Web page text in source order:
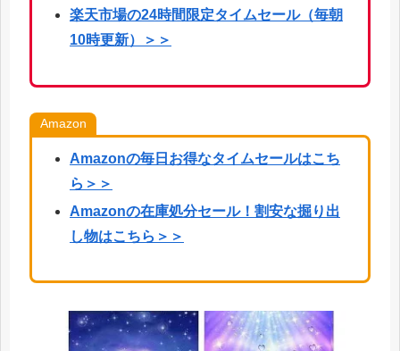
楽天市場の24時間限定タイムセール（毎朝
10時更新）＞＞
Amazon
Amazonの毎日お得なタイムセールはこち
ら＞＞
Amazonの在庫処分セール！割安な掘り出
し物はこちら＞＞